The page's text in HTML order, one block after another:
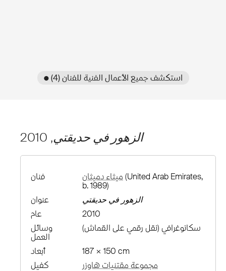
● استكشف جميع الأعمال الفنية للفنان (4)
الزهور في حديقتي, 2010
فنان ميثاء دميثان (United Arab Emirates,
b. 1989)
عنوان
الزهور في حديقتي
عام
2010
وسائل
العمل
سكانوغرافي (نقل رقمي على القماش)
أبعاد
187 × 150 cm
كفيل
مجموعة مقتنيات هاوزر